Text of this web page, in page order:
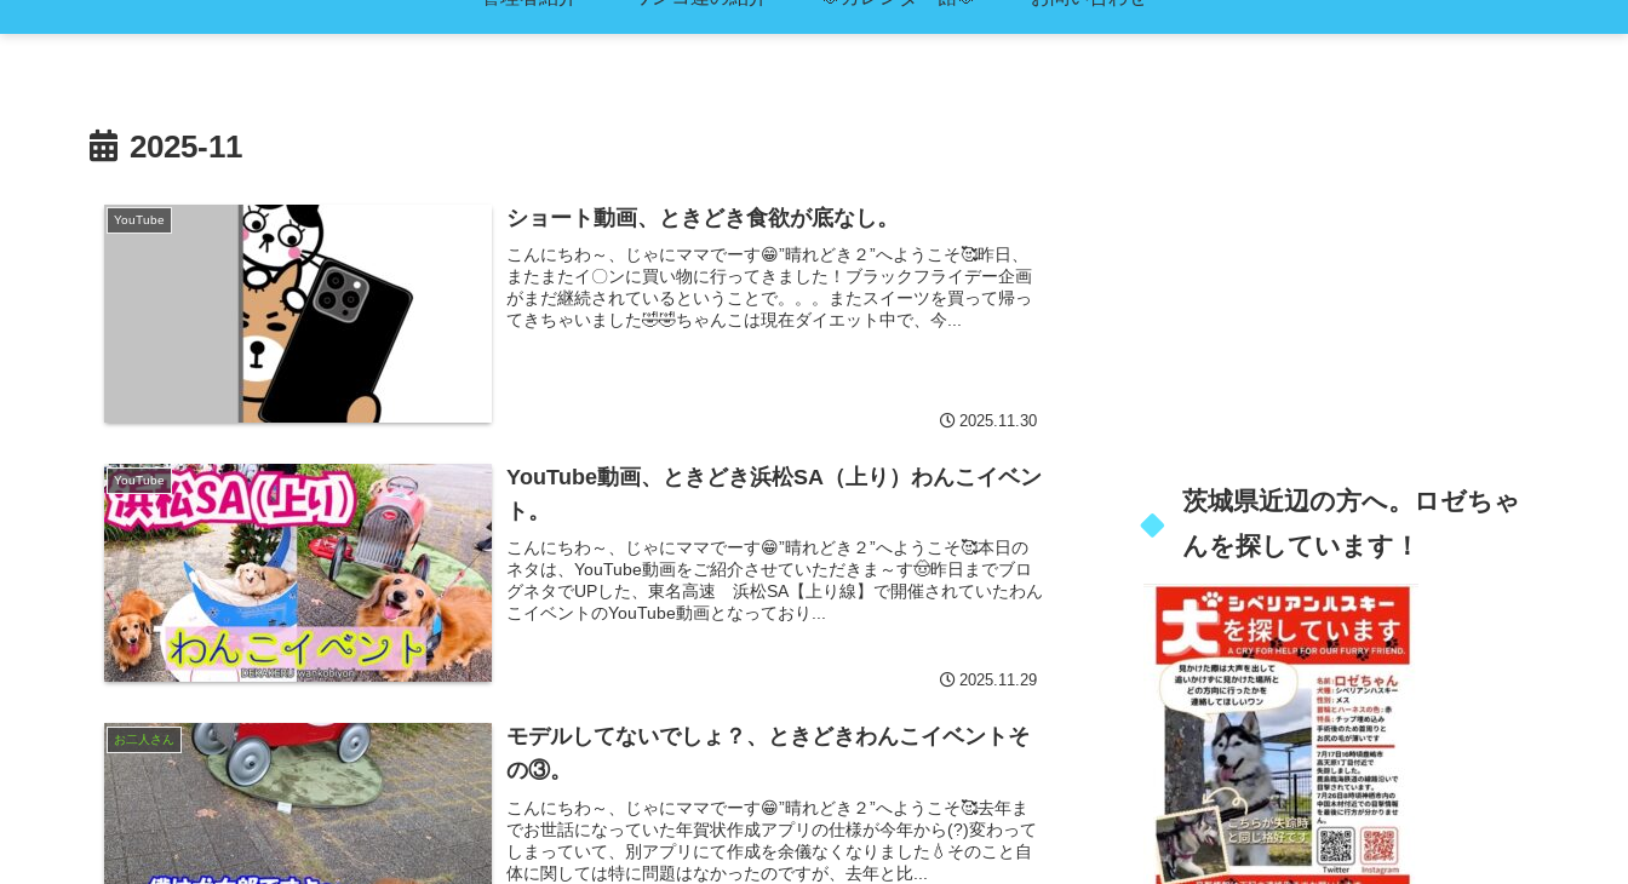
2025-11
YouTube ショート動画、ときどき食欲が底なし。
こんにちわ～、じゃにママでーす😁”晴れどき２”へようこそ🥰昨日、
またまたイ〇ンに買い物に行ってきました！ブラックフライデー企画
がまだ継続されているということで。。。またスイーツを買って帰っ
てきちゃいました🤣🤣ちゃんこは現在ダイエット中で、今...
2025.11.30
YouTube
YouTube動画、ときどき浜松SA（上り）わんこイベン
ト。
こんにちわ～、じゃにママでーす😁”晴れどき２”へようこそ🥰本日の
ネタは、YouTube動画をご紹介させていただきま～す🤠昨日までブロ
グネタでUPした、東名高速 浜松SA【上り線】で開催されていたわん
こイベントのYouTube動画となっており...
2025.11.29
お二人さん
モデルしてないでしょ？、ときどきわんこイベントそ
の③。
こんにちわ～、じゃにママでーす😁”晴れどき２”へようこそ🥰去年ま
でお世話になっていた年賀状作成アプリの仕様が今年から(?)変わって
しまっていて、別アプリにて作成を余儀なくなりました💧そのこと自
体に関しては特に問題はなかったのですが、去年と比...
茨城県近辺の方へ。ロゼちゃ
んを探しています！